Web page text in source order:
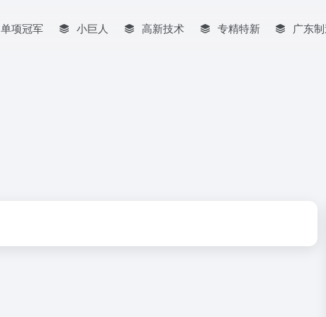
单项冠军 小巨人 高新技术 专精特新 广东